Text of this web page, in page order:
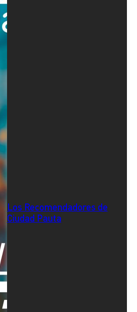
Los Recomendadores de
Ciudad Pauta